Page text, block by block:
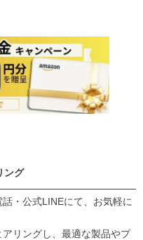
ング
・公式LINEにて、お気軽に
リングし、最適な製品やプ